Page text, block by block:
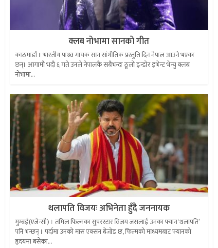
क्लब नोभामा सानको गीत
काठमाडौं । भारतीय पाश्र्व गायक सान सांगीतिक प्रस्तुति दिन नेपाल आउने भएका
छन्। आगामी भदौ ६ गते उनले नेपालकै सबैभन्दा ठूलो इन्डोर इभेन्ट भेन्यु क्लब
नोभामा...
थलापति विजयः अभिनेता हुँदै जननायक
मुम्बई(एजेन्सी) । तमिल फिल्मका सुपरस्टार विजय जसलाई उनका फ्यान ‘थलापति’
पनि भन्छन् । पर्दामा उनको मास एक्सन बेजोड छ, फिल्मको माध्यमबाट फ्यानको
हृदयमा बसेका...